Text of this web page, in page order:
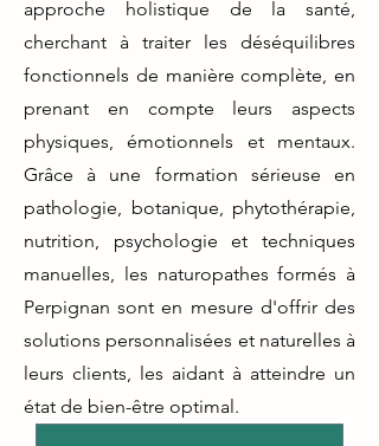
approche holistique de la santé,
cherchant à traiter les déséquilibres
fonctionnels de manière complète, en
prenant en compte leurs aspects
physiques, émotionnels et mentaux.
Grâce à une formation sérieuse en
pathologie, botanique, phytothérapie,
nutrition, psychologie et techniques
manuelles, les naturopathes formés à
Perpignan sont en mesure d'offrir des
solutions personnalisées et naturelles à
leurs clients, les aidant à atteindre un
état de bien-être optimal.